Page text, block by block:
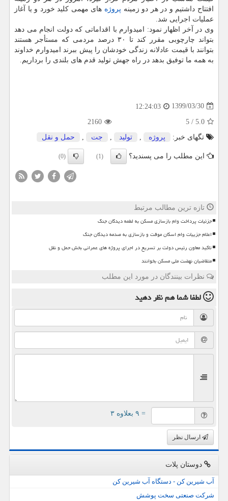
افتتاح داشتیم و در هر دو زمینه پروژه های مهمی کلید خورد و یا آغاز
عملیات اجرایی شد.
وی در آخر اظهار نمود: امیدوارم با اقداماتی که دولت انجام می دهد
بتواند چارچوبی مقرر کند تا ۳۰ درصد مردمی که مستأجر هستند
بتوانند با قیمت عادلانه زندگی خودشان را پیش ببرند امیدوارم خداوند
به همه ما توفیق بدهد در راه جهش تولید قدم های بلندی را برداریم.
1399/03/30
12:24:03
5.0
/
5
2160
تگهای خبر:
پروژه تولید جت حمل و نقل
این مطلب را می پسندید؟ (1)
(0)
تازه ترین مطالب مرتبط
جزئیات پرداخت وام بازسازی مسکن به لطمه دیدگان جنگ
اعلام جزییات وام اسکان موقت و بازسازی به صدمه دیدگان جنگ
تاکید معاون رئیس دولت بر تسریع در اجرای پروژه های عمرانی بخش حمل و نقل
متقاضیان نهضت ملی مسکن بخوانند
نظرات بینندگان در مورد این مطلب
لطفا شما همنظر دهید
= ۹ بعلاوه ۳
ارسال نظر
دوستان پلات
آب شیرین کن - دستگاه آب شیرین کن
شرکت صنعتی سخت پوشش